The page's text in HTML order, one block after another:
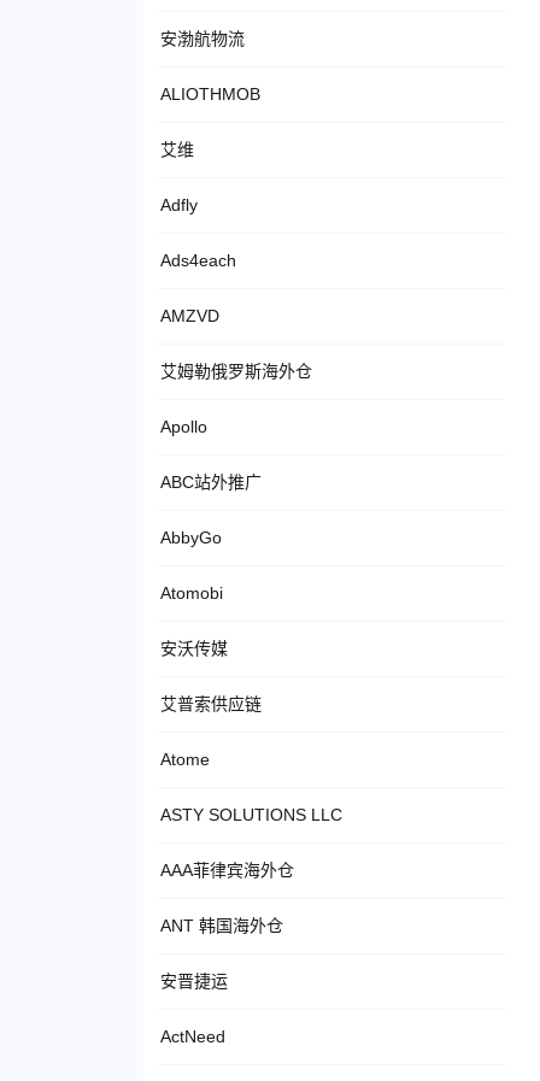
安渤航物流
ALIOTHMOB
艾维
Adfly
Ads4each
AMZVD
艾姆勒俄罗斯海外仓
Apollo
ABC站外推广
AbbyGo
Atomobi
安沃传媒
艾普索供应链
Atome
ASTY SOLUTIONS LLC
AAA菲律宾海外仓
ANT 韩国海外仓
安晋捷运
ActNeed